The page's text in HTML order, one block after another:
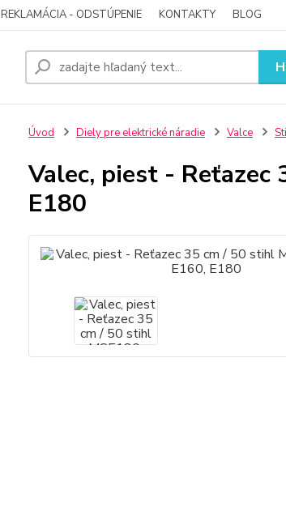
REKLAMÁCIA - ODSTÚPENIE KONTAKTY BLOG
Úvod Diely pre elektrické náradie Valce
Valec, piest - Reťazec
E180